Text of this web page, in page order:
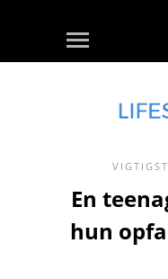
En
hun